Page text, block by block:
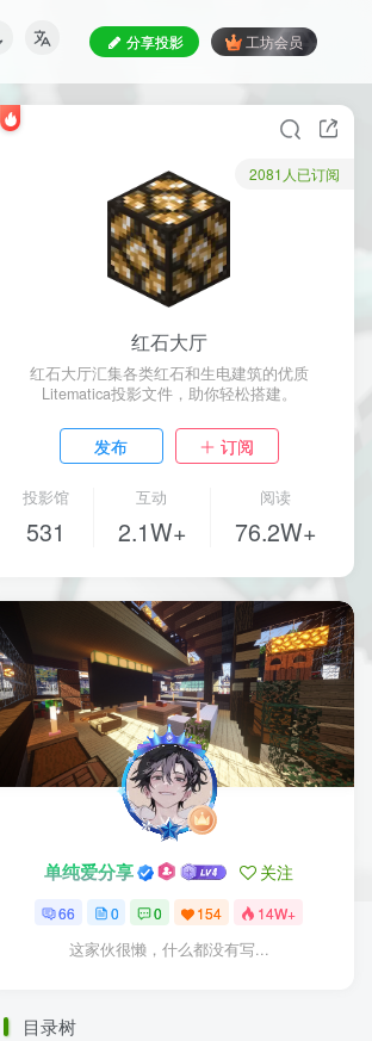
分享投影 工坊会员
2081人已订阅
红石大厅
红石大厅汇集各类红石和生电建筑的优质
Litematica投影文件，助你轻松搭建。
发布 订阅
投影馆
531
互动
2.1W+
阅读
76.2W+
单纯爱分享 关注
66 0 0 154 14W+
这家伙很懒，什么都没有写...
目录树